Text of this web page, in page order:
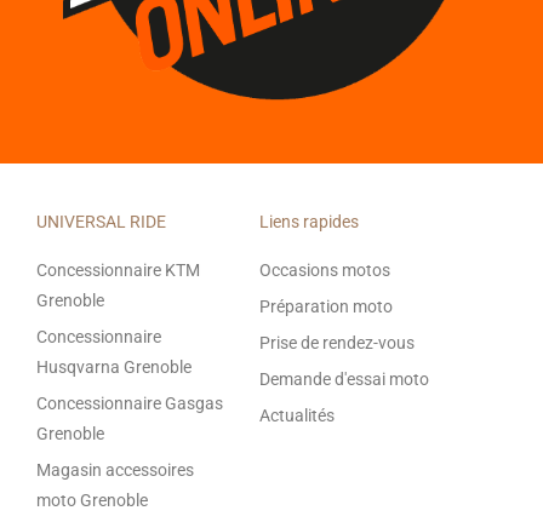
UNIVERSAL RIDE
Concessionnaire KTM
Grenoble
Concessionnaire
Husqvarna Grenoble
Concessionnaire Gasgas
Grenoble
Magasin accessoires
moto Grenoble
Liens rapides
Occasions motos
Préparation moto
Prise de rendez-vous
Demande d'essai moto
Actualités